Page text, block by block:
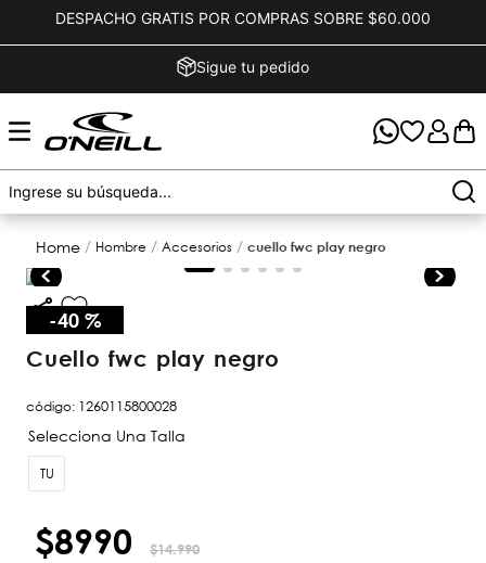
DESPACHO GRATIS POR COMPRAS SOBRE $60.000
Sigue tu pedido
hombre accesorios cuello fwc play negro
-40 %
cuello fwc play negro
código: 1260115800028
TU
$8990 $14.990